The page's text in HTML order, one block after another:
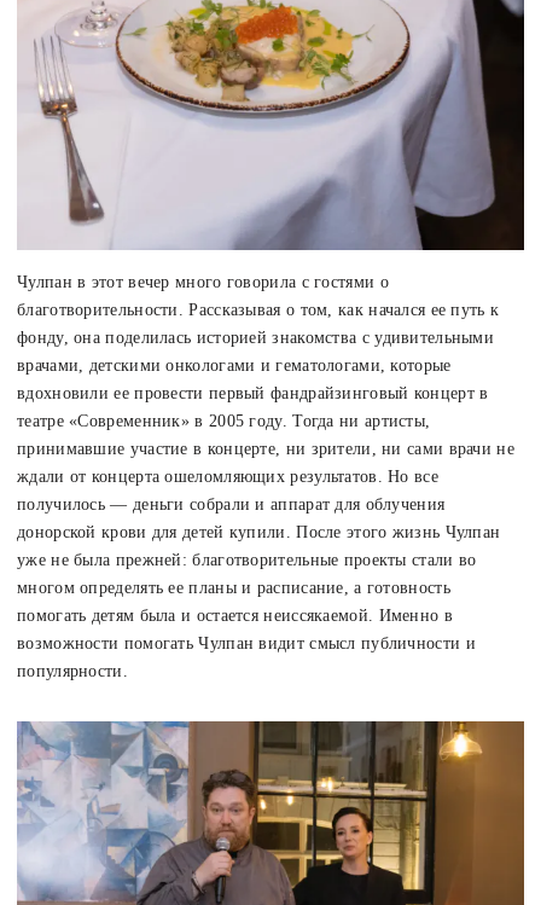
Чулпан в этот вечер много говорила с гостями о
благотворительности. Рассказывая о том, как начался ее путь к
фонду, она поделилась историей знакомства с удивительными
врачами, детскими онкологами и гематологами, которые
вдохновили ее провести первый фандрайзинговый концерт в
театре «Современник» в 2005 году. Тогда ни артисты,
принимавшие участие в концерте, ни зрители, ни сами врачи не
ждали от концерта ошеломляющих результатов. Но все
получилось — деньги собрали и аппарат для облучения
донорской крови для детей купили. После этого жизнь Чулпан
уже не была прежней: благотворительные проекты стали во
многом определять ее планы и расписание, а готовность
помогать детям была и остается неиссякаемой. Именно в
возможности помогать Чулпан видит смысл публичности и
популярности.